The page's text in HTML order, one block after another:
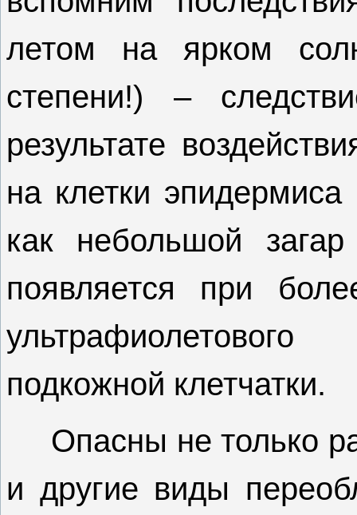
летом на ярком
степени!) –
результате
на клетки эпидермиса
как небольшой
появляется при
подкожной клетчатки.
Опасны не только
и другие виды